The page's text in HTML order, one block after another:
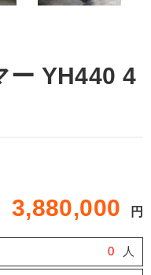
ー YH440 4
3,880,000 円
0 人